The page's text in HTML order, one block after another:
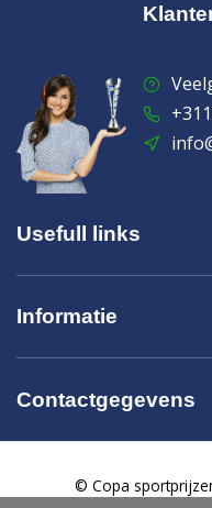
Usefull links
Informatie
Contactgegevens
© Copa